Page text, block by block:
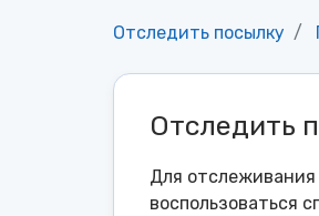
Отследить посылку
Отследить
Для отслеживания
воспользоваться